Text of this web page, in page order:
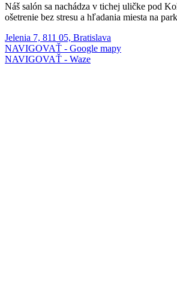
Náš salón sa nachádza v tichej uličke pod
ošetrenie bez stresu a hľadania miesta na
Jelenia 7, 811 05, Bratislava
NAVIGOVAŤ - Google mapy
NAVIGOVAŤ - Waze